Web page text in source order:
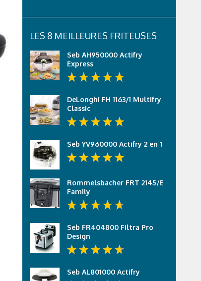
LES 8 MEILLEURES FRITEUSES
Seb AH950000 Actifry
Express
DeLonghi FH 1163/1 Multifry
Classic
Seb YV960000 Actifry 2 en 1
Rommelsbacher FRT 2145/E
Family
Seb FR404800 Filtra Pro
Design
Seb AL801000 Actifry